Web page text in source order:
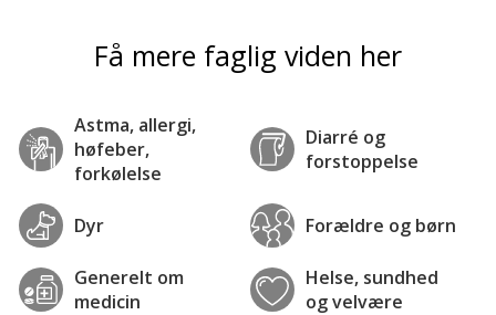
Få mere faglig viden her
Astma, allergi,
høfeber,
forkølelse
Diarré og
forstoppelse
Dyr Forældre og børn
Generelt om
medicin
Helse, sundhed
og velvære